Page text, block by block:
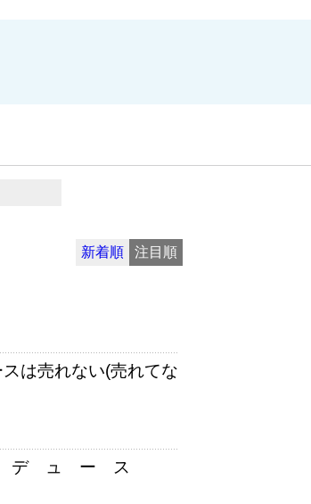
新着順 注目順
は売れない(売れてな
デ ュ ー ス